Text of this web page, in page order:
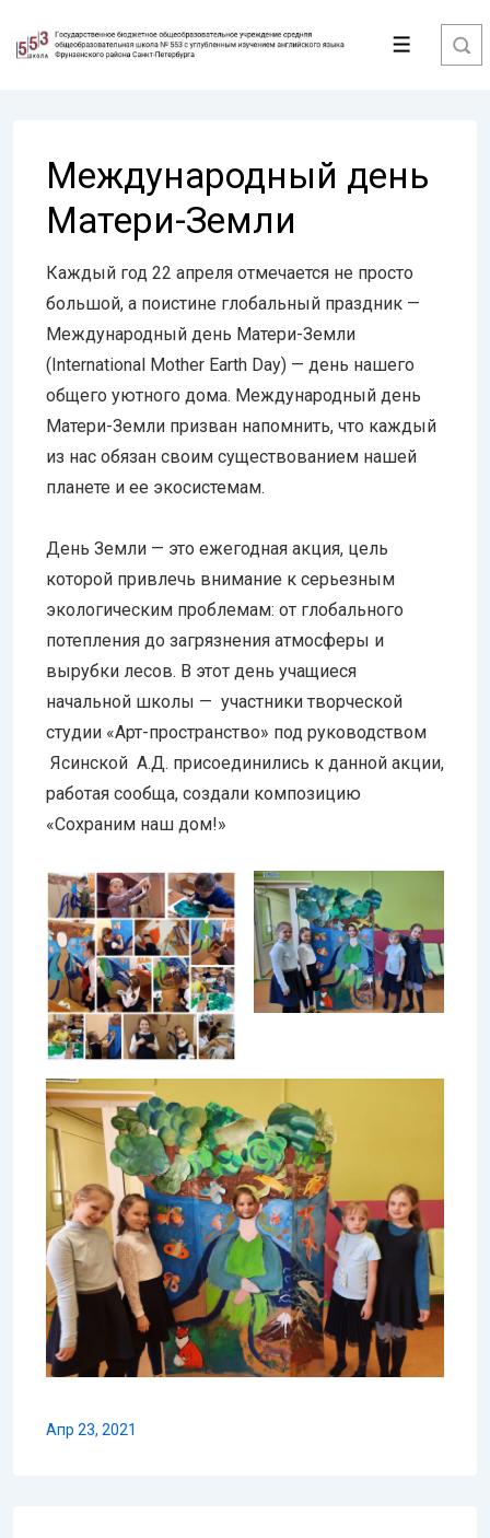
Перейти
Меню
Международный день
Матери-Земли
Каждый год 22 апреля отмечается не просто
большой, а поистине глобальный праздник —
Международный день Матери-Земли
(International Mother Earth Day) — день нашего
общего уютного дома. Международный день
Матери-Земли призван напомнить, что каждый
из нас обязан своим существованием нашей
планете и ее экосистемам.
День Земли — это ежегодная акция, цель
которой привлечь внимание к серьезным
экологическим проблемам: от глобального
потепления до загрязнения атмосферы и
вырубки лесов. В этот день учащиеся
начальной школы — участники творческой
студии «Арт-пространство» под руководством
Ясинской А.Д. присоединились к данной акции,
работая сообща, создали композицию
«Сохраним наш дом!»
Апр 23, 2021